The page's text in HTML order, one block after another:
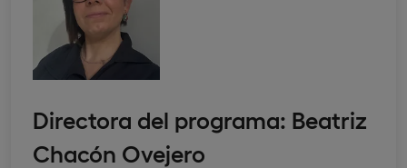
Directora del programa: Beatriz
Chacón Ovejero